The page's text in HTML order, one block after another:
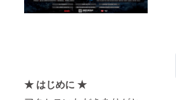
★ はじめに ★